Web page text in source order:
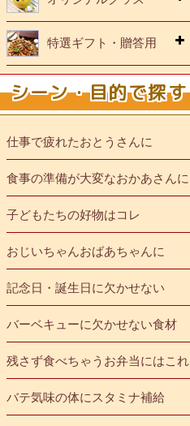
特選ギフト・贈答用
シーン・目的で探す
仕事で疲れたおとうさんに
食事の準備が大変なおかあさんに
子どもたちの好物はコレ
おじいちゃんおばあちゃんに
記念日・誕生日に欠かせない
バーベキューに欠かせない食材
残さず食べちゃうお弁当にはこれ
バテ気味の体にスタミナ補給